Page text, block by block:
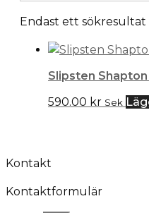
Endast ett sökresultat
Slipsten
590.00 kr Sek
Kontakt
Kontaktformulär